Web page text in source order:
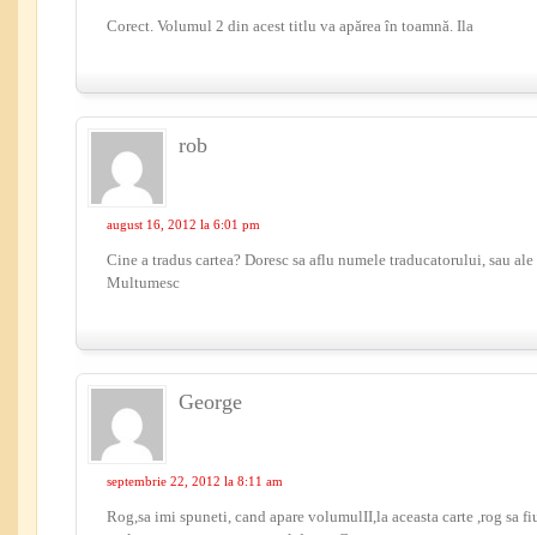
Corect. Volumul 2 din acest titlu va apărea în toamnă. Ila
rob
august 16, 2012 la 6:01 pm
Cine a tradus cartea? Doresc sa aflu numele traducatorului, sau
Multumesc
George
septembrie 22, 2012 la 8:11 am
Rog,sa imi spuneti, cand apare volumulII,la aceasta carte ,rog sa